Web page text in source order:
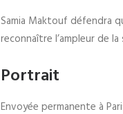
Samia Maktouf défendra
reconnaître l’ampleur de
Portrait
Envoyée permanente à